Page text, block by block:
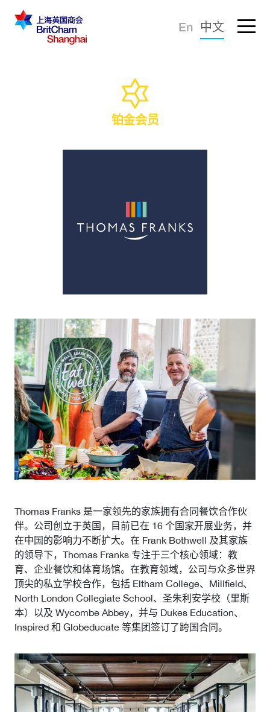
忘记密码？
登录
知识分享
商界社群
活动日历
参考文库
就业市场
关于我们
委员会
会员名录
赞助
订阅周报
微信
领英
Live Lounge
联系我们
En 中文
铂金会员
Thomas Franks 是一家领先的家族拥有合同餐饮合作伙
伴。公司创立于英国，目前已在 16 个国家开展业务，并
在中国的影响力不断扩大。在 Frank Bothwell 及其家族
的领导下，Thomas Franks 专注于三个核心领域：教
育、企业餐饮和体育场馆。在教育领域，公司与众多世界
顶尖的私立学校合作，包括 Eltham College、Millfield、
North London Collegiate School、圣朱利安学校（里斯
本）以及 Wycombe Abbey，并与 Dukes Education、
Inspired 和 Globeducate 等集团签订了跨国合同。